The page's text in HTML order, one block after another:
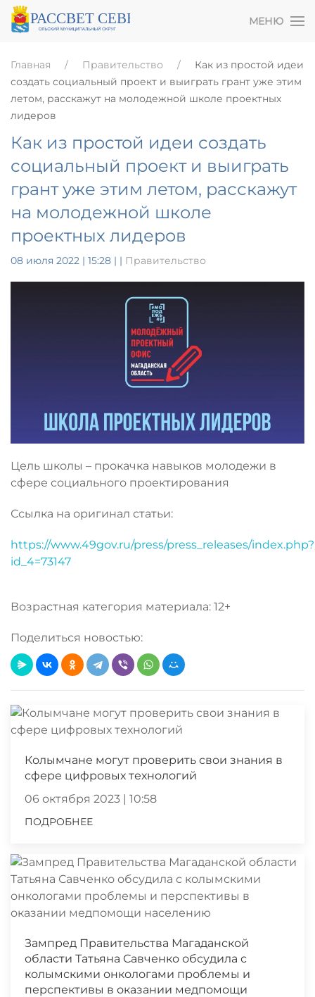
МЕНЮ
Главная Правительство
Как из простой идеи
создать социальный проект и выиграть грант уже этим
летом, расскажут на молодежной школе проектных
лидеров
Как из простой идеи создать
социальный проект и выиграть
грант уже этим летом, расскажут
на молодежной школе
проектных лидеров
08 июля 2022 | 15:28 | | Правительство
Цель школы – прокачка навыков молодежи в
сфере социального проектирования
Ссылка на оригинал статьи:
https://www.49gov.ru/press/press_releases/index.php?
id_4=73147
Возрастная категория материала: 12+
Поделиться новостью:
Колымчане могут проверить свои знания в
сфере цифровых технологий
06 октября 2023 | 10:58
ПОДРОБНЕЕ
Зампред Правительства Магаданской
области Татьяна Савченко обсудила с
колымскими онкологами проблемы и
перспективы в оказании медпомощи